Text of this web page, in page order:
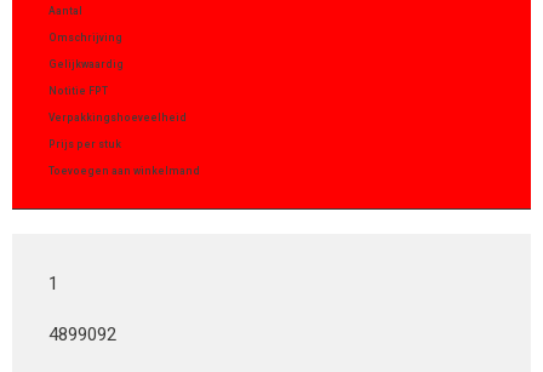
Aantal
Omschrijving
Gelijkwaardig
Notitie FPT
Verpakkingshoeveelheid
Prijs per stuk
Toevoegen aan winkelmand
1
4899092